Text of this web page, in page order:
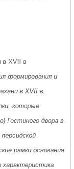
в XVII в
формирования и
в XVII в.
которые
Гостиного двора в
рамки основания
характеристика